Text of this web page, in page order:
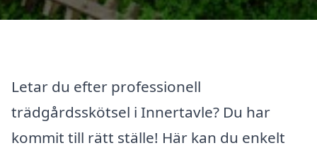
Letar du efter professionell
trädgårdsskötsel i Innertavle? Du har
kommit till rätt ställe! Här kan du enkelt